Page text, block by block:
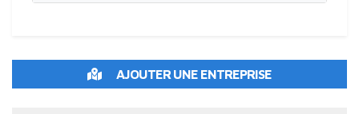
AJOUTER UNE ENTREPRISE